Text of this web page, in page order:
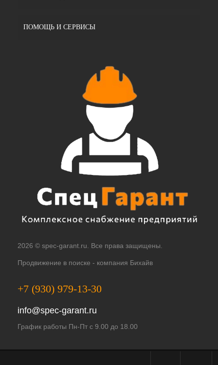
ПОМОЩЬ И СЕРВИСЫ
2026 © spec-garant.ru. Все права защищены.
Продвижение в поиске - компания Бихайв
+7 (930) 979-13-30
info@spec-garant.ru
График работы Пн-Пт с 9.00 до 18.00